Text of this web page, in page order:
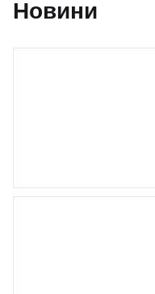
Новини